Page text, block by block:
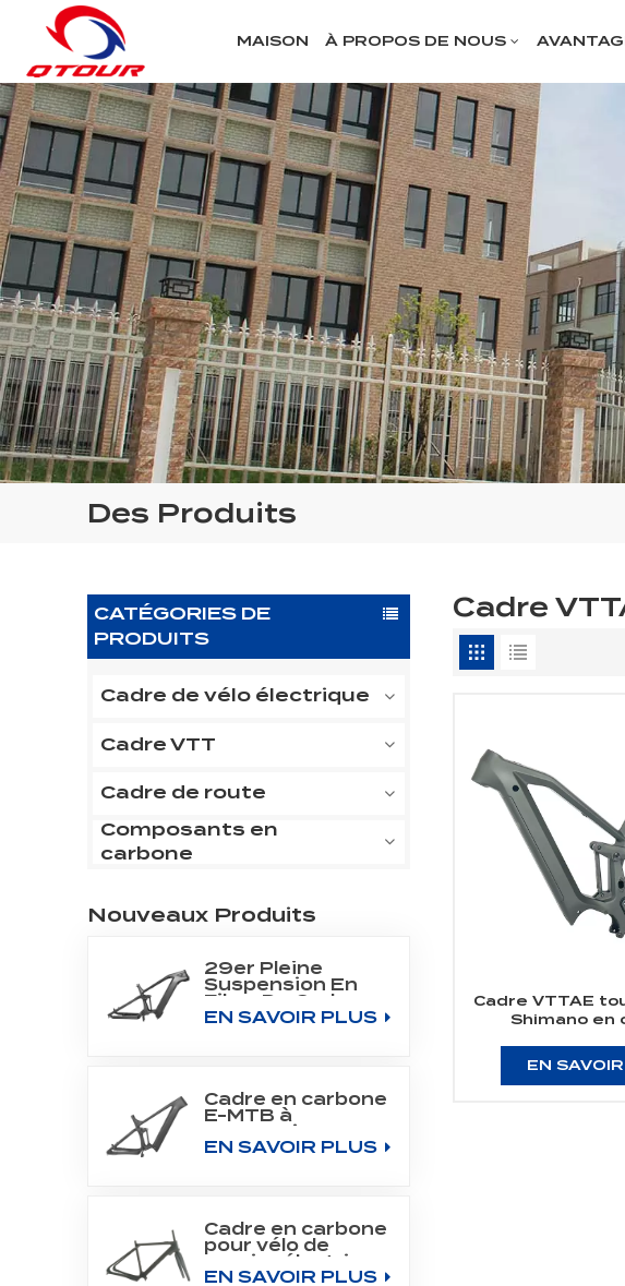
MAISON À PROPOS DE NOUS
Des Produits
CATÉGORIES DE
PRODUITS
Cadre de vélo électrique
Cadre VTT
Cadre de route
Composants en
carbone
Nouveaux Produits
29er Pleine
Suspension En
Fibre De Carbone
Tout Cadre De
EN SAVOIR PLUS
Cadre en carbone
E-MTB à
suspension
intégrale pour
EN SAVOIR PLUS
Cadre en carbone
pour vélo de
gravier électrique
700C Fit Fazua
EN SAVOIR PLUS
Cadre
Cadre VTTAE
Shimano en
EN